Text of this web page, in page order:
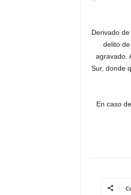
Derivado
delito
agravado.
Sur, donde
En caso